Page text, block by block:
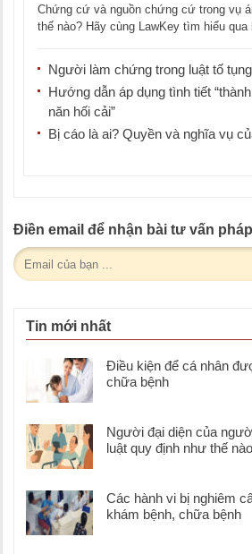
Chứng cứ và nguồn chứng cứ trong vụ
thế nào? Hãy cùng LawKey tìm hiểu
Người làm chứng trong luật tố
Hướng dẫn áp dụng tình tiết
năn hối cải”
Bị cáo là ai? Quyền và nghĩa vụ
Điền email để nhận bài tư vấn
Tin mới nhất
Điều kiện để cá nhân
chữa bệnh
Người đại diện của
luật quy định như thế
Các hành vi bị nghiêm
khám bệnh, chữa bệnh